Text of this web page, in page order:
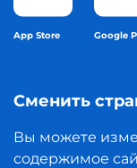
App Store Google
Сменить
Вы можете
содержимое